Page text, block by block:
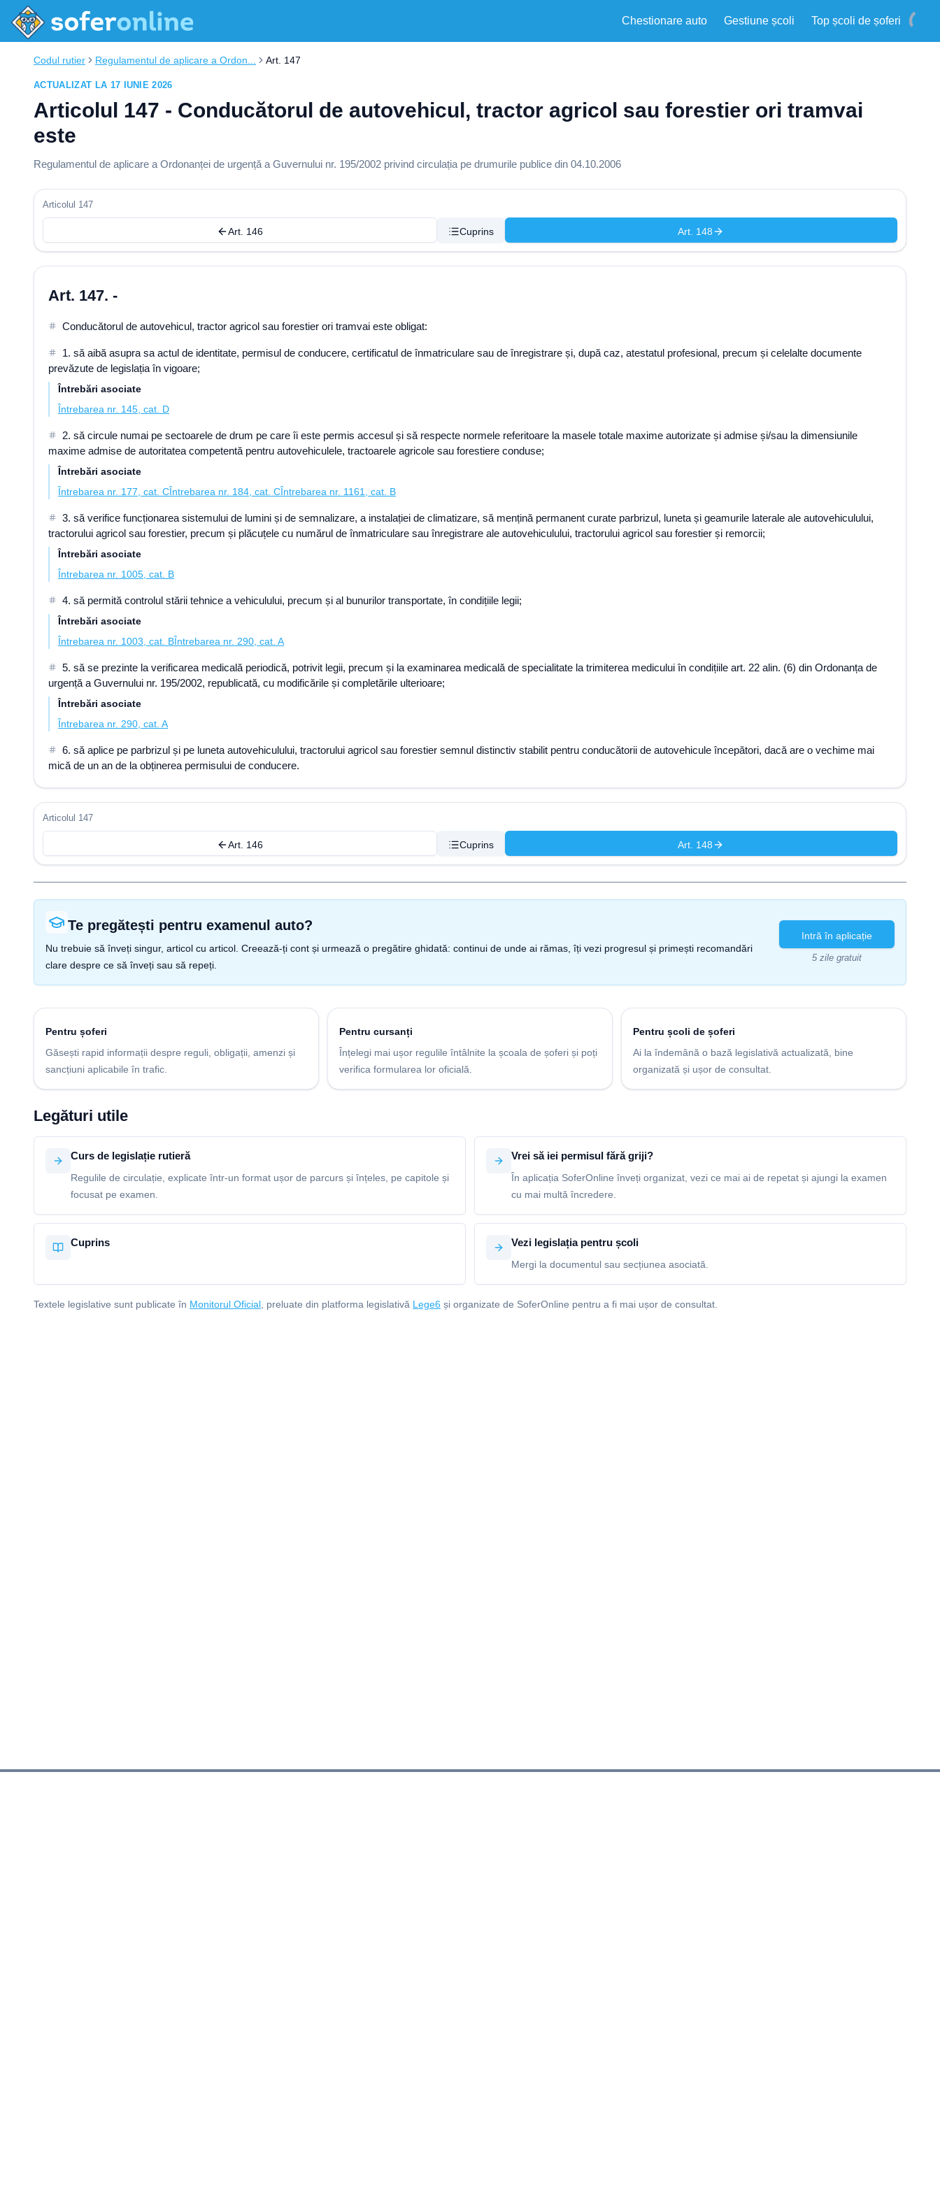
Chestionare auto Gestiune școli Top școli de șoferi
Codul rutier Regulamentul de aplicare a Ordon... Art. 147
ACTUALIZAT LA 17 IUNIE 2026
Articolul 147 - Conducătorul de autovehicul, tractor agricol sau forestier ori tramvai
este
Regulamentul de aplicare a Ordonanței de urgență a Guvernului nr. 195/2002 privind circulația pe drumurile publice din 04.10.2006
Articolul 147
Art. 146 Cuprins Art. 148
Art. 147. -
Conducătorul de autovehicul, tractor agricol sau forestier ori tramvai este obligat:
1. să aibă asupra sa actul de identitate, permisul de conducere, certificatul de înmatriculare sau de înregistrare și, după caz, atestatul profesional, precum și celelalte documente
prevăzute de legislația în vigoare;
Întrebări asociate
Întrebarea nr. 145, cat. D
2. să circule numai pe sectoarele de drum pe care îi este permis accesul și să respecte normele referitoare la masele totale maxime autorizate și admise și/sau la dimensiunile
maxime admise de autoritatea competentă pentru autovehiculele, tractoarele agricole sau forestiere conduse;
Întrebări asociate
Întrebarea nr. 177, cat. CÎntrebarea nr. 184, cat. CÎntrebarea nr. 1161, cat. B
3. să verifice funcționarea sistemului de lumini și de semnalizare, a instalației de climatizare, să mențină permanent curate parbrizul, luneta și geamurile laterale ale autovehiculului,
tractorului agricol sau forestier, precum și plăcuțele cu numărul de înmatriculare sau înregistrare ale autovehiculului, tractorului agricol sau forestier și remorcii;
Întrebări asociate
Întrebarea nr. 1005, cat. B
4. să permită controlul stării tehnice a vehiculului, precum și al bunurilor transportate, în condițiile legii;
Întrebări asociate
Întrebarea nr. 1003, cat. BÎntrebarea nr. 290, cat. A
5. să se prezinte la verificarea medicală periodică, potrivit legii, precum și la examinarea medicală de specialitate la trimiterea medicului în condițiile art. 22 alin. (6) din Ordonanța de
urgență a Guvernului nr. 195/2002, republicată, cu modificările și completările ulterioare;
Întrebări asociate
Întrebarea nr. 290, cat. A
6. să aplice pe parbrizul și pe luneta autovehiculului, tractorului agricol sau forestier semnul distinctiv stabilit pentru conducătorii de autovehicule începători, dacă are o vechime mai
mică de un an de la obținerea permisului de conducere.
Articolul 147
Art. 146 Cuprins Art. 148
Te pregătești pentru examenul auto?
Nu trebuie să înveți singur, articol cu articol. Creează-ți cont și urmează o pregătire ghidată: continui de unde ai rămas, îți vezi progresul și primești recomandări
clare despre ce să înveți sau să repeți.
Intră în aplicație
5 zile gratuit
Pentru șoferi
Găsești rapid informații despre reguli, obligații, amenzi și
sancțiuni aplicabile în trafic.
Pentru cursanți
Înțelegi mai ușor regulile întâlnite la școala de șoferi și poți
verifica formularea lor oficială.
Pentru școli de șoferi
Ai la îndemână o bază legislativă actualizată, bine
organizată și ușor de consultat.
Legături utile
Curs de legislație rutieră
Regulile de circulație, explicate într-un format ușor de parcurs și înțeles, pe capitole și
focusat pe examen.
Vrei să iei permisul fără griji?
În aplicația SoferOnline înveți organizat, vezi ce mai ai de repetat și ajungi la examen
cu mai multă încredere.
Cuprins Vezi legislația pentru școli
Mergi la documentul sau secțiunea asociată.
Textele legislative sunt publicate în Monitorul Oficial , preluate din platforma legislativă Lege6 și organizate de SoferOnline pentru a fi mai ușor de consultat.